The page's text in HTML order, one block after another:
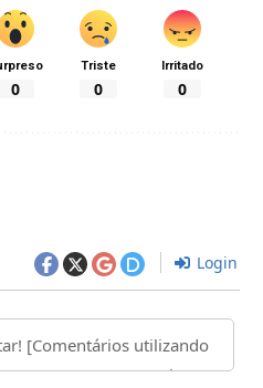
0
Triste
0
Irritado
0
Login